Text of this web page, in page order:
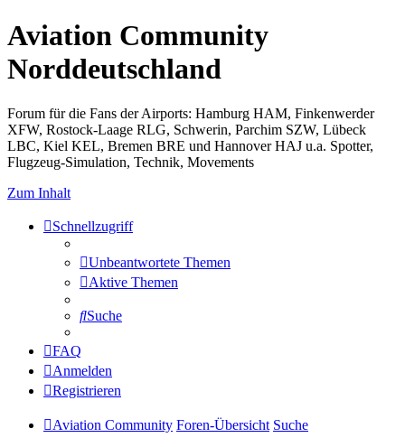
Aviation Community
Norddeutschland
Forum für die Fans der Airports: Hamburg HAM, Finkenwerder
XFW, Rostock-Laage RLG, Schwerin, Parchim SZW, Lübeck
LBC, Kiel KEL, Bremen BRE und Hannover HAJ u.a. Spotter,
Flugzeug-Simulation, Technik, Movements
Zum Inhalt
Schnellzugriff
Unbeantwortete Themen
Aktive Themen
Suche
FAQ
Anmelden
Registrieren
Aviation Community Foren-Übersicht Suche